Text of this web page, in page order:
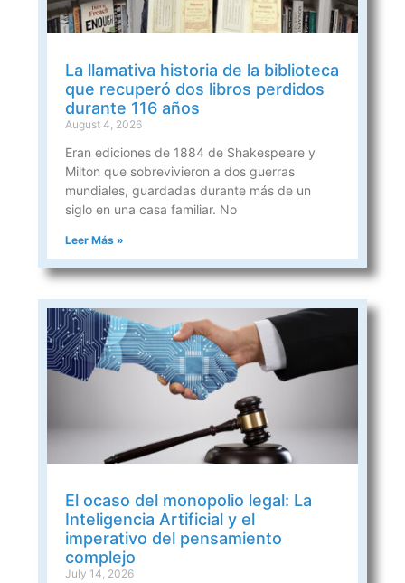
La llamativa historia de la biblioteca
que recuperó dos libros perdidos
durante 116 años
August 4, 2026
Eran ediciones de 1884 de Shakespeare y
Milton que sobrevivieron a dos guerras
mundiales, guardadas durante más de un
siglo en una casa familiar. No
Leer Más »
El ocaso del monopolio legal: La
Inteligencia Artificial y el
imperativo del pensamiento
complejo
July 14, 2026